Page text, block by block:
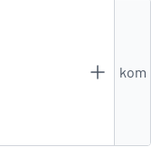
kom